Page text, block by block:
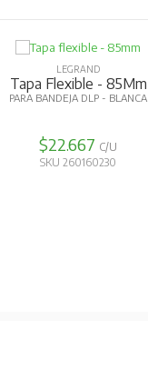
LEGRAND
Tapa Flexible - 85Mm
PARA BANDEJA DLP - BLANCA
$22.667 C/U
SKU 260160230